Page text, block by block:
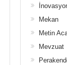
Mekan
Metin
Mevzuat